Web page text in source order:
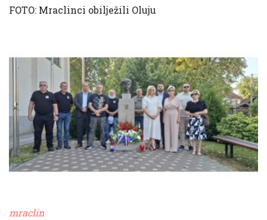
FOTO: Mraclinci obilježili Oluju
mraclin